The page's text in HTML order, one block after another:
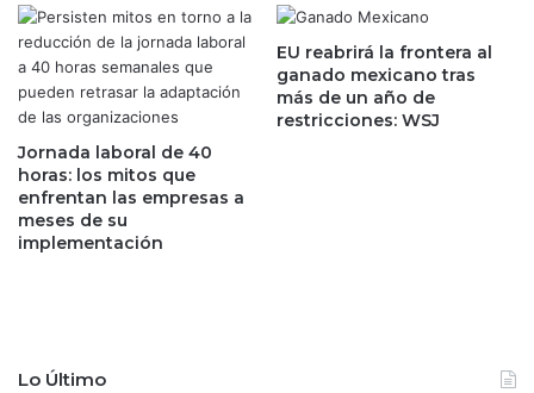
p
e
s
a
r
d
e
l
c
a
l
j
a
r
á
n
d
e
r
r
a
1
Jornada laboral de 40
horas: los mitos que
enfrentan las empresas a
meses de su
implementación
EU reabrirá la frontera al
ganado mexicano tras
más de un año de
restricciones: WSJ
Lo Último